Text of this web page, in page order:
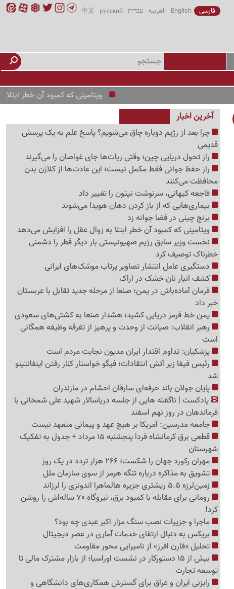
فارسی English العربیه עברית русский
中文
ویتامینی که کمبود آن خطر ابتلا به
آخرین اخبار
چرا بعد از رژیم دوباره چاق می‌شویم؟ پاسخ علم به یک پرسش
قدیمی
راز تحول دریایی چین؛ وقتی ربات‌ها جای غواصان را می‌گیرند
راز حفظ جوانی فقط مکمل نیست؛ این عادت‌ها از کلاژن بدن
محافظت می‌کنند
فاجعه کیهانی، سرنوشت نپتون را تغییر داد
بیماری‌هایی که از باز کردن دهان هویدا می‌شوند
برنج چینی در فضا جوانه زد
ویتامینی که کمبود آن خطر ابتلا به زوال عقل را افزایش می‌دهد
نخست وزیر سابق رژیم صهیونیستی بار دیگر قطر را دشمنی
خطرناک توصیف کرد
دستگیری عامل انتشار تصاویر پرتاب موشک‌های ایرانی
کشف انبار نان خشک در اراک
فرمان آماده‌باش در یمن؛ صنعا از مرحله جدید تقابل با عربستان
خبر داد
یمن خط قرمز دریایی کشید؛ هشدار صنعا به کشتی‌های سعودی
رهبر انقلاب: صیانت از وحدت و پرهیز از تفرقه وظیفه همگانی
است
پزشکیان: تداوم اقتدار ایران مدیون نجابت مردم است
رئیس فیفا زیر آتش انتقادات؛ فیگو خواستار کنار رفتن اینفانتینو
شد
پایان جولان باند حرفه‌ای سارقان احشام در مازندران
پادکست | ناگفته هایی از جلسه دریاسالار شهید علی شمخانی با
فرماندهان در روز نهم اسفند
جامعه مدرسین: آمریکا بر هیچ عهد و پیمانی متعهد نیست
قطعی برق کرمانشاه فردا پنجشنبه 15 مرداد + جدول به تفکیک
شهرستان
مهران رکورد جهان را شکست؛ 266 هزار تردد در یک روز
تشویق به مذاکره درباره تنگه هرمز از سوی سازمان ملل
زمین‌لرزه 5.5 ریشتری جزیره هالماهرا اندونزی را لرزاند
رومانی برای مقابله با کمبود برق، نیروگاه 70 ساله‌اش را روشن
کرد!
ماجرا و جزییات نصب سنگ مزار اکبر عبدی چه بود؟
بریکس به دنبال ارتقای خدمات آماری در عصر دیجیتال
تحلیل «فارن افرز» از نامیرایی محور مقاومت
بیش از 15 دستورکار در نشست اوراسیا؛ از بازار مشترک مالی تا
توسعه تجارت
رایزنی ایران و عراق برای گسترش همکاری‌های دانشگاهی و